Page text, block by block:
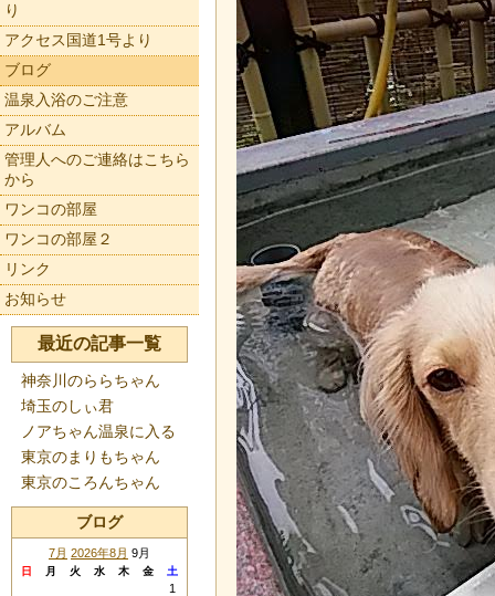
り
アクセス国道1号より
ブログ
温泉入浴のご注意
アルバム
管理人へのご連絡はこちら
から
ワンコの部屋
ワンコの部屋２
リンク
お知らせ
最近の記事一覧
神奈川のららちゃん
埼玉のしぃ君
ノアちゃん温泉に入る
東京のまりもちゃん
東京のころんちゃん
ブログ
7月 2026年8月 9月
日 月 火 水 木 金 土
1